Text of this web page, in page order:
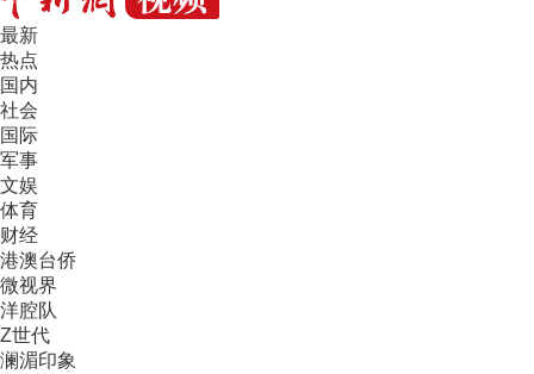
最新
热点
国内
社会
国际
军事
文娱
体育
财经
港澳台侨
微视界
洋腔队
Z世代
澜湄印象